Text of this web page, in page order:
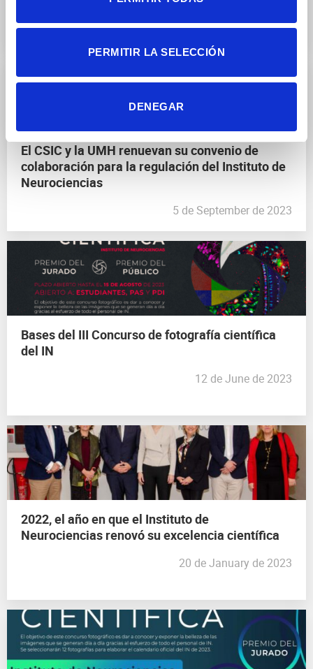
PERMITIR LA SELECCIÓN
DENEGAR
El CSIC y la UMH renuevan su convenio de
colaboración para la regulación del Instituto de
Neurociencias
5 de September de 2023
Bases del III Concurso de fotografía científica
del IN
12 de June de 2023
2022, el año en que el Instituto de
Neurociencias renovó su excelencia científica
20 de January de 2023